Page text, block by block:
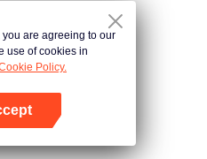
you are agreeing to our
use of cookies in
Policy.